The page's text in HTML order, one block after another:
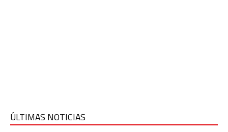
ÚLTIMAS NOTICIAS